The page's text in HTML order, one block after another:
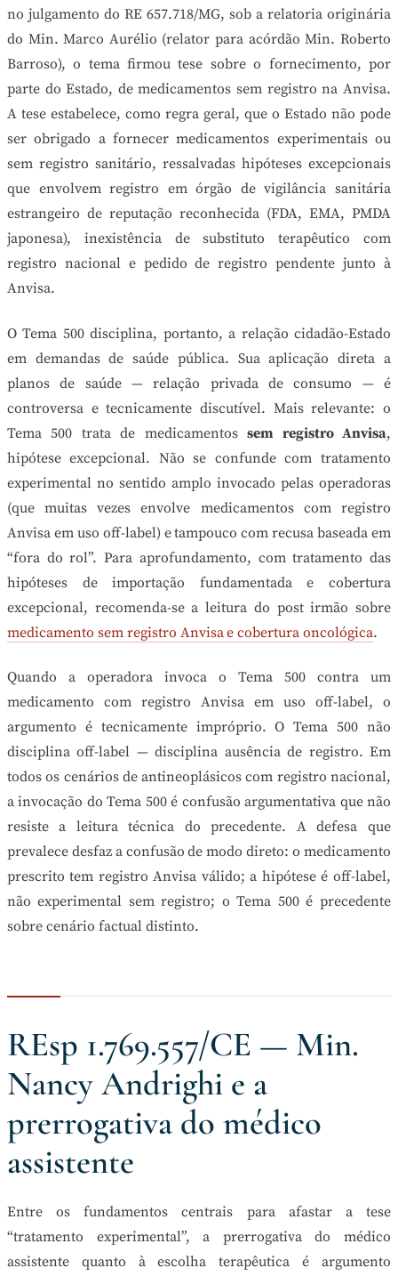
no julgamento do RE 657.718/MG, sob a relatoria originária
do Min. Marco Aurélio (relator para acórdão Min. Roberto
Barroso), o tema firmou tese sobre o fornecimento, por
parte do Estado, de medicamentos sem registro na Anvisa.
A tese estabelece, como regra geral, que o Estado não pode
ser obrigado a fornecer medicamentos experimentais ou
sem registro sanitário, ressalvadas hipóteses excepcionais
que envolvem registro em órgão de vigilância sanitária
estrangeiro de reputação reconhecida (FDA, EMA, PMDA
japonesa), inexistência de substituto terapêutico com
registro nacional e pedido de registro pendente junto à
Anvisa.
O Tema 500 disciplina, portanto, a relação cidadão-Estado
em demandas de saúde pública. Sua aplicação direta a
planos de saúde — relação privada de consumo — é
controversa e tecnicamente discutível. Mais relevante: o
Tema 500 trata de medicamentossem registro Anvisa,
hipótese excepcional. Não se confunde com tratamento
experimental no sentido amplo invocado pelas operadoras
(que muitas vezes envolve medicamentos com registro
Anvisa em uso off-label) e tampouco com recusa baseada em
“fora do rol”. Para aprofundamento, com tratamento das
hipóteses de importação fundamentada e cobertura
excepcional, recomenda-se a leitura do post irmão sobre
medicamento sem registro Anvisa e cobertura oncológica.
Quando a operadora invoca o Tema 500 contra um
medicamento com registro Anvisa em uso off-label, o
argumento é tecnicamente impróprio. O Tema 500 não
disciplina off-label — disciplina ausência de registro. Em
todos os cenários de antineoplásicos com registro nacional,
a invocação do Tema 500 é confusão argumentativa que não
resiste a leitura técnica do precedente. A defesa que
prevalece desfaz a confusão de modo direto: o medicamento
prescrito tem registro Anvisa válido; a hipótese é off-label,
não experimental sem registro; o Tema 500 é precedente
sobre cenário factual distinto.
REsp 1.769.557/CE — Min.
Nancy Andrighi e a
prerrogativa do médico
assistente
Entre os fundamentos centrais para afastar a tese
“tratamento experimental”, a prerrogativa do médico
assistente quanto à escolha terapêutica é argumento